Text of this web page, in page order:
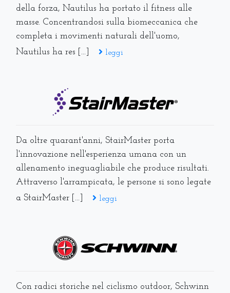
della forza, Nautilus ha portato il fitness alle
masse. Concentrandosi sulla biomeccanica che
completa i movimenti naturali dell'uomo,
Nautilus ha res [...]
leggi
Da oltre quarant'anni, StairMaster porta
l'innovazione nell'esperienza umana con un
allenamento ineguagliabile che produce risultati.
Attraverso l'arrampicata, le persone si sono legate
a StairMaster [...]
leggi
Con radici storiche nel ciclismo outdoor, Schwinn